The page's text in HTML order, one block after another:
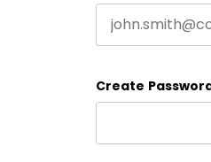
Create